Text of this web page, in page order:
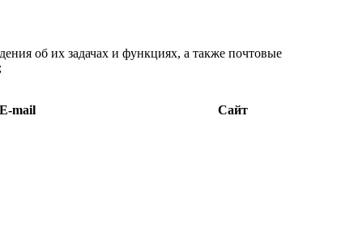
об их задачах и функциях, а также почтовые
E-mail Сайт